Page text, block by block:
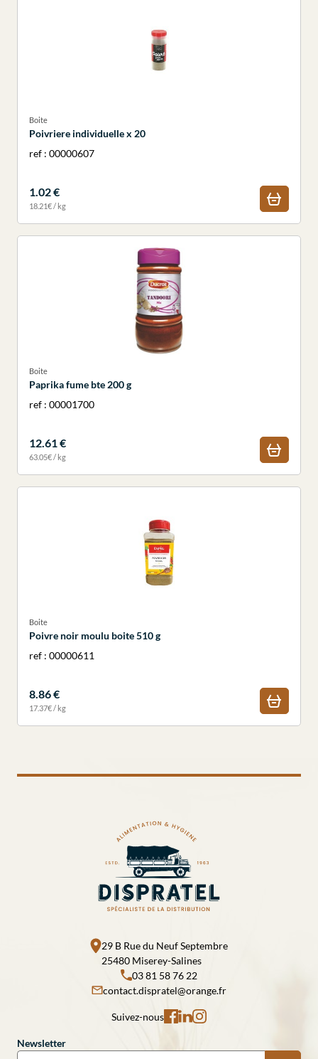
Boite
Poivriere individuelle x 20
ref : 00000607
1.02 €
18.21€ / kg
Boite
Paprika fume bte 200 g
ref : 00001700
12.61 €
63.05€ / kg
Boite
Poivre noir moulu boite 510 g
ref : 00000611
8.86 €
17.37€ / kg
29 B Rue du Neuf Septembre
25480 Miserey-Salines
03 81 58 76 22
contact.dispratel@orange.fr
Suivez-nous
Newsletter